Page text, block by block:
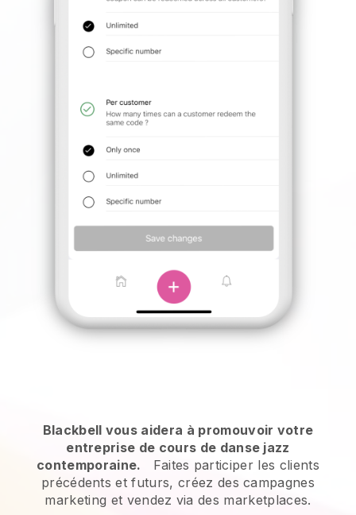
Blackbell vous aidera à promouvoir votre
entreprise de cours de danse jazz
contemporaine.
Faites participer les clients
précédents et futurs, créez des campagnes
marketing et vendez via des marketplaces.